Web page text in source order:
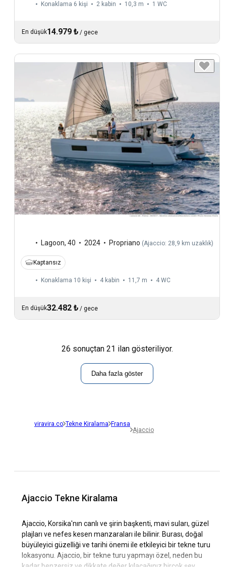
Konaklama 6 kişi 2 kabin 10,3 m 1 WC
En düşük14.979 ₺ / gece
Lagoon, 40 2024 Propriano (Ajaccio: 28,9 km uzaklık)
Kaptansız
Konaklama 10 kişi 4 kabin 11,7 m 4 WC
En düşük32.482 ₺ / gece
26 sonuçtan 21 ilan gösteriliyor.
Daha fazla göster
viravira.co Tekne Kiralama Fransa
Ajaccio
Ajaccio Tekne Kiralama
Ajaccio, Korsika'nın canlı ve şirin başkenti, mavi suları, güzel
plajları ve nefes kesen manzaraları ile bilinir. Burası, doğal
büyüleyici güzelliği ve tarihi önemi ile etkileyici bir tekne turu
lokasyonu. Ajaccio, bir tekne turu yapmayı özel, neden bu